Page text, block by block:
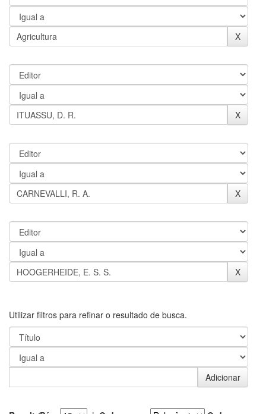
Utilizar filtros para refinar o resultado de busca.